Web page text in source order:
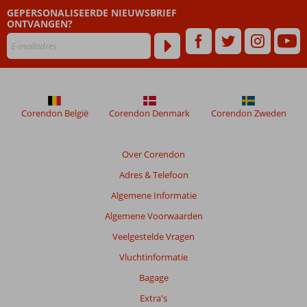
GEPERSONALISEERDE NIEUWSBRIEF
ONTVANGEN?
Over Corendon
Adres & Telefoon
Algemene Informatie
Algemene Voorwaarden
Veelgestelde Vragen
Vluchtinformatie
Bagage
Extra's
Corendon België Corendon Denmark Corendon Zweden